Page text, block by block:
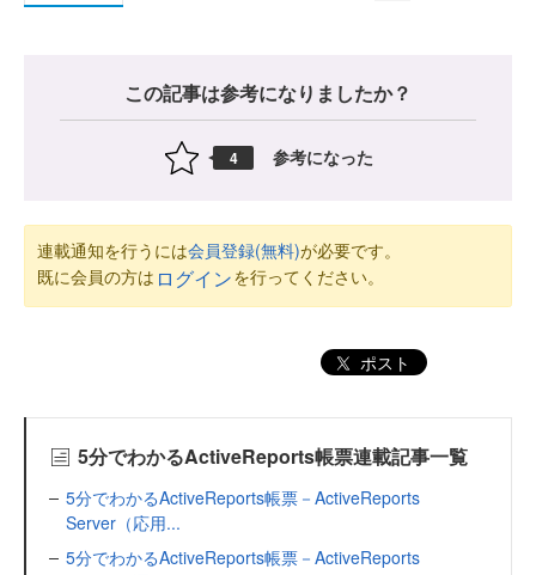
この記事は参考になりましたか？
4 参考になった
連載通知を行うには会員登録(無料)が必要です。
既に会員の方は ログインを行ってください。
ポスト
5分でわかるActiveReports帳票連載記事一覧
5分でわかるActiveReports帳票－ActiveReports
Server（応用...
5分でわかるActiveReports帳票－ActiveReports